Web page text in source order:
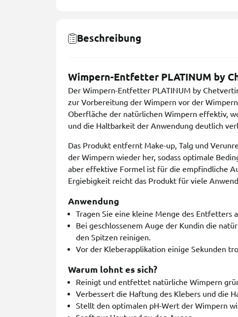
Beschreibung
Wimpern-Entfetter PLATINUM by
Der Wimpern-Entfetter PLATINUM by
zur Vorbereitung der Wimpern vor der
Oberfläche der natürlichen Wimpern effektiv,
und die Haltbarkeit der Anwendung deutlich
Das Produkt entfernt Make-up, Talg und
der Wimpern wieder her, sodass optimale
aber effektive Formel ist für die empfindliche
Ergiebigkeit reicht das Produkt für viele
Anwendung
Tragen Sie eine kleine Menge des Entfetters
Bei geschlossenem Auge der Kundin die
den Spitzen reinigen.
Vor der Kleberapplikation einige Sekunden
Warum lohnt es sich?
Reinigt und entfettet natürliche Wimpern
Verbessert die Haftung des Klebers und die
Stellt den optimalen pH-Wert der Wimpern